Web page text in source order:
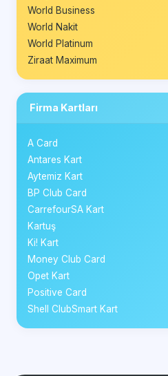
World Business
World Nakit
World Platinum
Ziraat Maximum
Firma Kartları
A Card
Antares Kart
Aytemiz Kart
BP Club Card
CarrefourSA Kart
Kartuş
Ki! Kart
Money Club Card
Opet Kart
Positive Card
Shell ClubSmart Kart